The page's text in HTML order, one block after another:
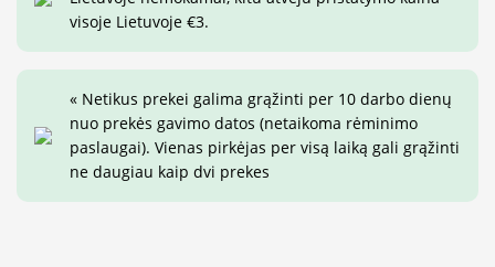
visoje Lietuvoje €3.
« Netikus prekei galima grąžinti per 10 darbo dienų
nuo prekės gavimo datos (netaikoma rėminimo
paslaugai). Vienas pirkėjas per visą laiką gali grąžinti
ne daugiau kaip dvi prekes